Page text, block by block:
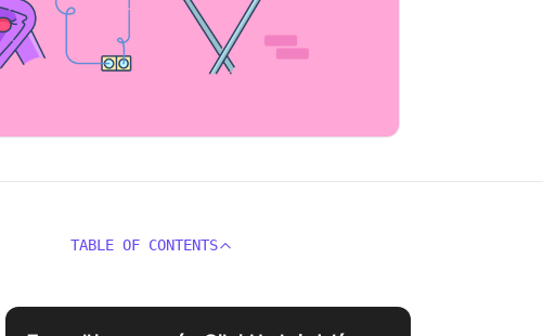
TABLE OF CONTENTS